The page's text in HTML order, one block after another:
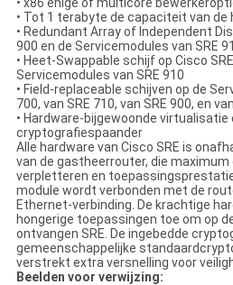
• Tot 1 terabyte de capaciteit van de
• Redundant Array of Independent
900 en de Servicemodules van SRE
• Heet-Swappable schijf op Cisco
Servicemodules van SRE 910
• Field-replaceable schijven op de
700, van SRE 710, van SRE 900, en
• Hardware-bijgewoonde virtualisatie
cryptografiespaander
Alle hardware van Cisco SRE is
van de gastheerrouter, die
verpletteren en
module wordt verbonden met de
Ethernet-verbinding. De krachtige
hongerige toepassingen toe om op
ontvangen SRE. De ingebedde
gemeenschappelijke
verstrekt extra versnelling voor
Beelden voor verwijzing: